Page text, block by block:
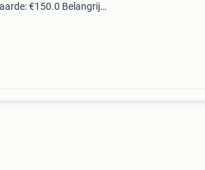
€150.0 Belangrijk: